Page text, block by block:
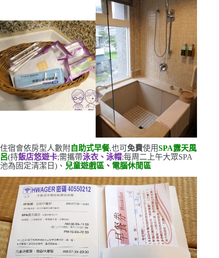
住宿會依房型人數附自助式早餐,也可免費使用SPA露天風
呂(持飯店悠遊卡;需攜帶泳衣、泳帽;每周二上午大眾SPA
池為固定清潔日 ) 、 兒童遊戲區 、 電腦休閒區